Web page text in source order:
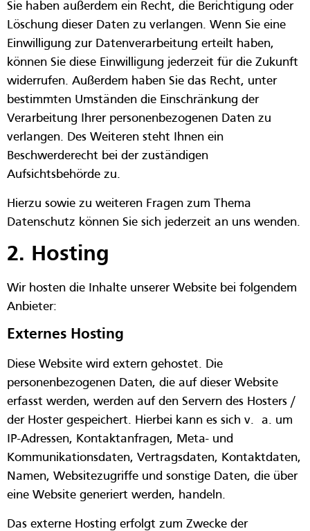
Sie haben außerdem ein Recht, die Berichtigung oder
Löschung dieser Daten zu verlangen. Wenn Sie eine
Einwilligung zur Datenverarbeitung erteilt haben,
können Sie diese Einwilligung jederzeit für die Zukunft
widerrufen. Außerdem haben Sie das Recht, unter
bestimmten Umständen die Einschränkung der
Verarbeitung Ihrer personenbezogenen Daten zu
verlangen. Des Weiteren steht Ihnen ein
Beschwerderecht bei der zuständigen
Aufsichtsbehörde zu.
Hierzu sowie zu weiteren Fragen zum Thema
Datenschutz können Sie sich jederzeit an uns wenden.
2. Hosting
Wir hosten die Inhalte unserer Website bei folgendem
Anbieter:
Externes Hosting
Diese Website wird extern gehostet. Die
personenbezogenen Daten, die auf dieser Website
erfasst werden, werden auf den Servern des Hosters /
der Hoster gespeichert. Hierbei kann es sich v. a. um
IP-Adressen, Kontaktanfragen, Meta- und
Kommunikationsdaten, Vertragsdaten, Kontaktdaten,
Namen, Websitezugriffe und sonstige Daten, die über
eine Website generiert werden, handeln.
Das externe Hosting erfolgt zum Zwecke der